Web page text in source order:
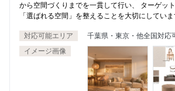
から空間づくりまでを一貫して行い、 ターゲッ
「選ばれる空間」を整えることを大切にしてい
対応可能エリア
千葉県・東京・他全国対応
イメージ画像